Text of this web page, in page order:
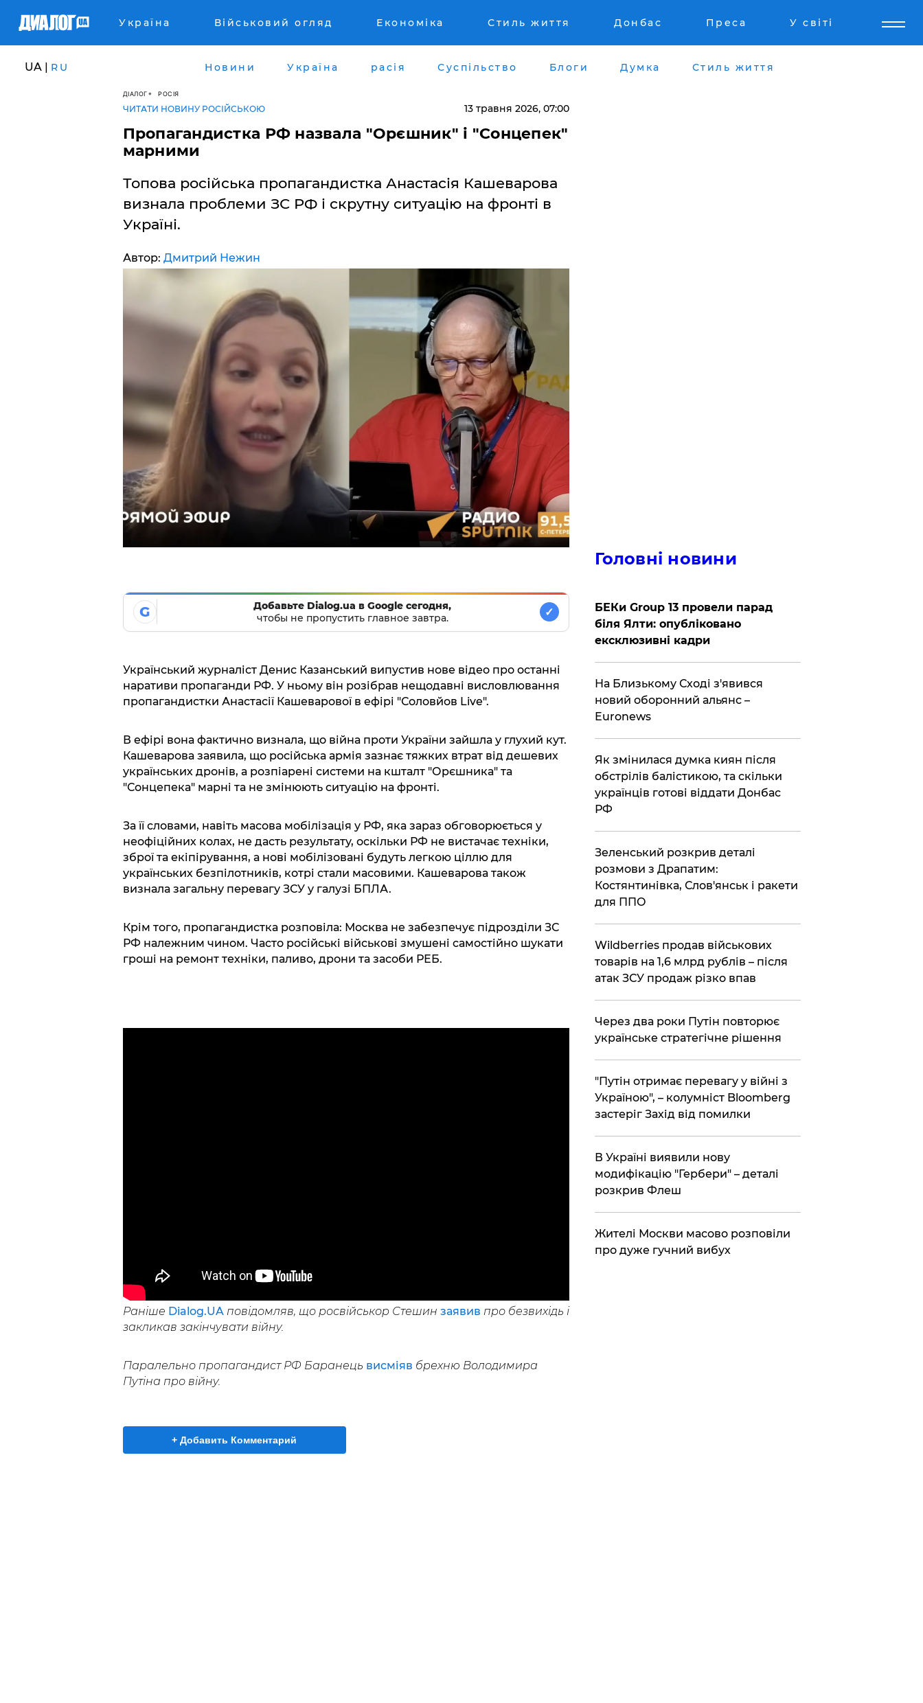
Україна Військовий огляд Економіка Стиль життя Донбас Преса У світі
UA | RU Новини Україна расія Суспільство Блоги Думка Стиль життя
ДІАЛОГ РОСІЯ
ЧИТАТИ НОВИНУ РОСІЙСЬКОЮ 13 травня 2026, 07:00
Пропагандистка РФ назвала "Орєшник" і "Сонцепек"
марними
Топова російська пропагандистка Анастасія Кашеварова
визнала проблеми ЗС РФ і скрутну ситуацію на фронті в
Україні.
Автор: Дмитрий Нежин
G
Добавьте Dialog.ua в Google сегодня,
чтобы не пропустить главное завтра.
✓
Український журналіст Денис Казанський випустив нове відео про останні
наративи пропаганди РФ. У ньому він розібрав нещодавні висловлювання
пропагандистки Анастасії Кашеварової в ефірі "Соловйов Live".
В ефірі вона фактично визнала, що війна проти України зайшла у глухий кут.
Кашеварова заявила, що російська армія зазнає тяжких втрат від дешевих
українських дронів, а розпіарені системи на кшталт "Орєшника" та
"Сонцепека" марні та не змінюють ситуацію на фронті.
За її словами, навіть масова мобілізація у РФ, яка зараз обговорюється у
неофіційних колах, не дасть результату, оскільки РФ не вистачає техніки,
зброї та екіпірування, а нові мобілізовані будуть легкою ціллю для
українських безпілотників, котрі стали масовими. Кашеварова також
визнала загальну перевагу ЗСУ у галузі БПЛА.
Крім того, пропагандистка розповіла: Москва не забезпечує підрозділи ЗС
РФ належним чином. Часто російські військові змушені самостійно шукати
гроші на ремонт техніки, паливо, дрони та засоби РЕБ.
Раніше Dialog.UAповідомляв, що росвійськор Стешин заявив про безвихідь і
закликав закінчувати війну.
Паралельно пропагандист РФ Баранець висміяв брехню Володимира
Путіна про війну.
+ Добавить Комментарий
Головні новини
БЕКи Group 13 провели парад
біля Ялти: опубліковано
ексклюзивні кадри
На Близькому Сході з'явився
новий оборонний альянс –
Euronews
Як змінилася думка киян після
обстрілів балістикою, та скільки
українців готові віддати Донбас
РФ
Зеленський розкрив деталі
розмови з Драпатим:
Костянтинівка, Слов'янськ і ракети
для ППО
Wildberries продав військових
товарів на 1,6 млрд рублів – після
атак ЗСУ продаж різко впав
Через два роки Путін повторює
українське стратегічне рішення
"Путін отримає перевагу у війні з
Україною", – колумніст Bloomberg
застеріг Захід від помилки
В Україні виявили нову
модифікацію "Гербери" – деталі
розкрив Флеш
Жителі Москви масово розповіли
про дуже гучний вибух